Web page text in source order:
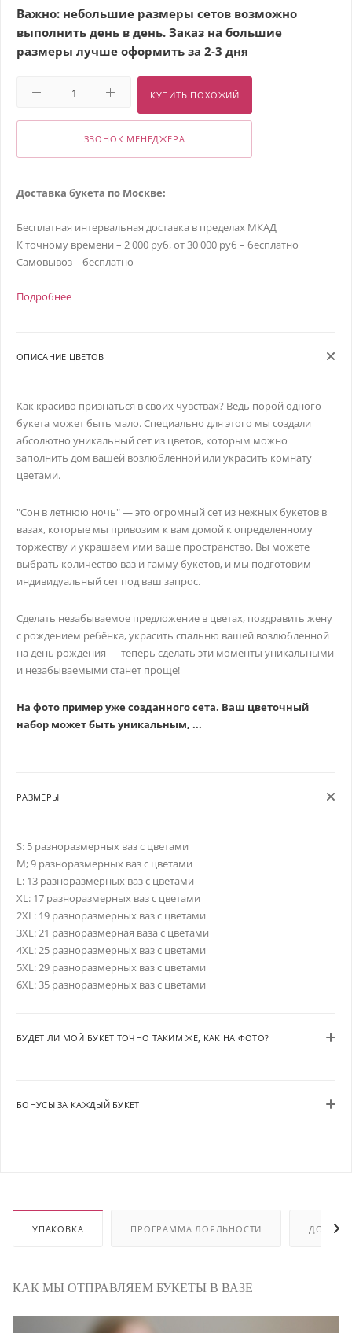
Важно: небольшие размеры сетов возможно
выполнить день в день. Заказ на большие
размеры лучше оформить за 2-3 дня
КУПИТЬ ПОХОЖИЙ
ЗВОНОК МЕНЕДЖЕРА
Доставка букета по Москве:
Бесплатная интервальная доставка в пределах МКАД
К точному времени – 2 000 руб, от 30 000 руб – бесплатно
Самовывоз – бесплатно
Подробнее
ОПИСАНИЕ ЦВЕТОВ
Как красиво признаться в своих чувствах? Ведь порой одного
букета может быть мало. Специально для этого мы создали
абсолютно уникальный сет из цветов, которым можно
заполнить дом вашей возлюбленной или украсить комнату
цветами.
"Сон в летнюю ночь" — это огромный сет из нежных букетов в
вазах, которые мы привозим к вам домой к определенному
торжеству и украшаем ими ваше пространство. Вы можете
выбрать количество ваз и гамму букетов, и мы подготовим
индивидуальный сет под ваш запрос.
Сделать незабываемое предложение в цветах, поздравить жену
с рождением ребёнка, украсить спальню вашей возлюбленной
на день рождения — теперь сделать эти моменты уникальными
и незабываемыми станет проще!
На фото пример уже созданного сета. Ваш цветочный
набор может быть уникальным, ...
РАЗМЕРЫ
S: 5 разноразмерных ваз с цветами
M; 9 разноразмерных ваз с цветами
L: 13 разноразмерных ваз с цветами
XL: 17 разноразмерных ваз с цветами
2XL: 19 разноразмерных ваз с цветами
3XL: 21 разноразмерная ваза с цветами
4XL: 25 разноразмерных ваз с цветами
5XL: 29 разноразмерных ваз с цветами
6XL: 35 разноразмерных ваз с цветами
БУДЕТ ЛИ МОЙ БУКЕТ ТОЧНО ТАКИМ ЖЕ, КАК НА ФОТО?
БОНУСЫ ЗА КАЖДЫЙ БУКЕТ
УПАКОВКА ПРОГРАММА ЛОЯЛЬНОСТИ
КАК МЫ ОТПРАВЛЯЕМ БУКЕТЫ В ВАЗЕ